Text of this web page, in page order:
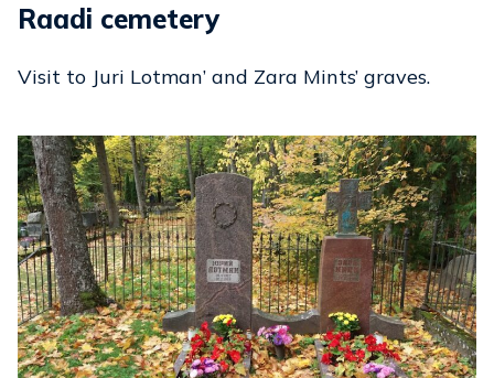
Raadi cemetery
Visit to Juri Lotman’ and Zara Mints’ graves.